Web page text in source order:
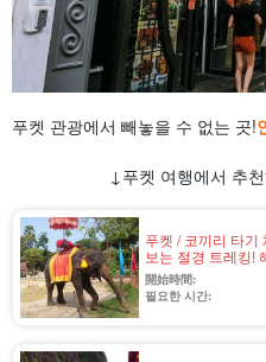
푸켓 관광에서 빼놓을 수 없는 곳!
↓푸켓 여행에서 추
푸켓 / 코끼리 타기
보는 절경 트레킹!
OK♪ 스릴 만점 짚
開始時間:
필요한 시간: